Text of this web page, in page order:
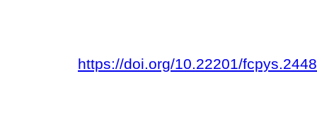
https://doi.org/10.22201/